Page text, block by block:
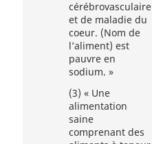
cérébrovasculaire
et de maladie du
coeur. (Nom de
l’aliment) est
pauvre en
sodium. »
(3) « Une
alimentation
saine
comprenant des